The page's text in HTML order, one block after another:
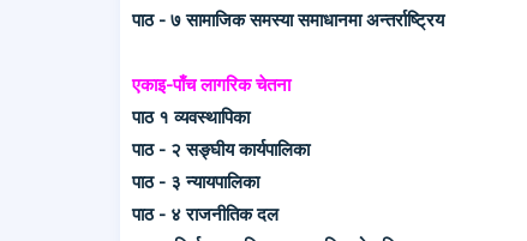
पाठ - ७ सामाजिक समस्या समाधानमा अन्तर्राष्ट्रिय
एकाइ-पाँच लागरिक चेतना
पाठ १ व्यवस्थापिका
पाठ - २ सङ्घीय कार्यपालिका
पाठ - ३ न्यायपालिका
पाठ - ४ राजनीतिक दल